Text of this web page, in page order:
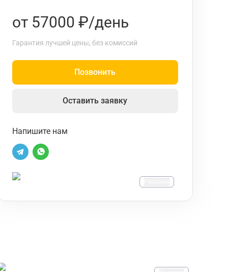
от 57000 ₽/день
Гарантия лучшей цены, без комиссий
Позвонить
Оставить заявку
Напишите нам